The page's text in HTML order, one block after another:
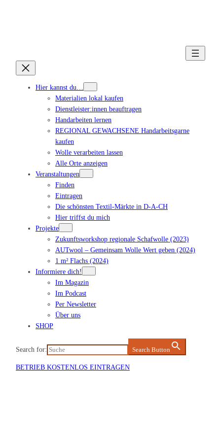
Hier kannst du…
Materialien lokal kaufen
Dienstleister:innen beauftragen
Handarbeiten lernen
REGIONAL GEWACHSENE Handarbeitsgarne
kaufen
Wolle verarbeiten lassen
Alle Orte anzeigen
Veranstaltungen
Finden
Eintragen
Die schönsten Textil-Märkte in D-A-CH
Hier triffst du mich
Projekte
Zukunftsworkshop regionale Schafwolle (2023)
AUTwool – Gemeinsam Wolle Wert geben (2024)
1 m² Flachs (2024)
Informiere dich!
Im Magazin
Im Podcast
Per Newsletter
Über uns
SHOP
Search for: Search Button
BETRIEB KOSTENLOS EINTRAGEN